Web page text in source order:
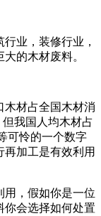
业，装修行业，
的木材废料。
材占全国木材消
我国人均木材占
可怜的一个数字
加工是有效利用
，假如你是一位
你会选择如何处置